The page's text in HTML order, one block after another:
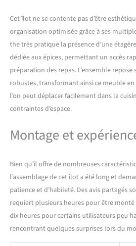
portables
air chaud
plan de
pratique
optimise
cuisine.
îlot de
vaisselle et
cuisine.
également
armoires.
ouverte
un accès
Cet îlot ne se contente pas d’être
organisation optimisée grâce à ses
the très pratique la présence d’une
dédiée aux épices, permettant un accès
préparation des repas. L’ensemble
robustes, transformant ainsi ce meuble
l’on peut déplacer facilement dans la
contraintes d’espace.
Montage et
Bien qu’il offre de nombreuses
l’assemblage de cet îlot a été long et
patience et d’habileté. Des avis partagés
requiert plusieurs heures pour être
dix heures pour certains utilisateurs peu
rencontrant quelques surprises lors du